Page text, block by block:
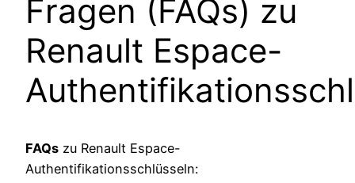
Fragen (FAQs) zu
Renault Espace-
FAQs zu Renault Espace-
Authentifikationsschlüsseln: